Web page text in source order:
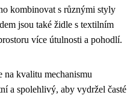
kombinovat s různými styly
jsou také židle s textilním
více útulnosti a pohodlí.
na kvalitu mechanismu
a spolehlivý, aby vydržel časté